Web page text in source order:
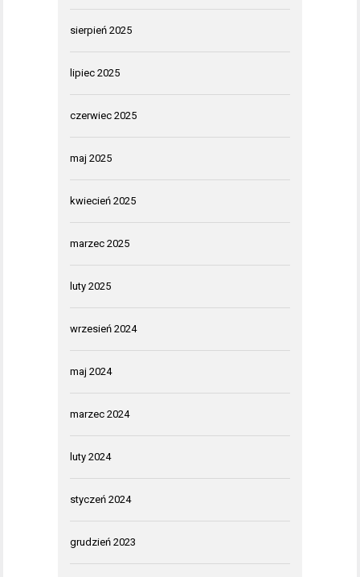
sierpień 2025
lipiec 2025
czerwiec 2025
maj 2025
kwiecień 2025
marzec 2025
luty 2025
wrzesień 2024
maj 2024
marzec 2024
luty 2024
styczeń 2024
grudzień 2023